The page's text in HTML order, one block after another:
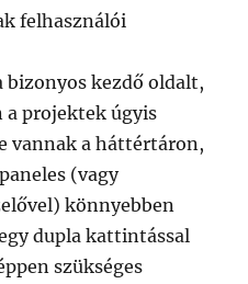
felhasználói
bizonyos kezdő oldalt,
a projektek úgyis
vannak a háttértáron,
(vagy
könnyebben
dupla kattintással
szükséges